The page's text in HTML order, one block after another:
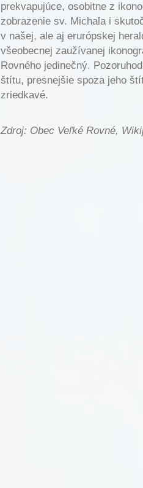
prekvapujúce, osobitne z
zobrazenie sv. Michala i
v našej, ale aj erurópskej
všeobecnej zaužívanej
Rovného jedinečný.
štítu, presnejšie spoza jeho
zriedkavé.
Zdroj: Obec Veľké Rovné,